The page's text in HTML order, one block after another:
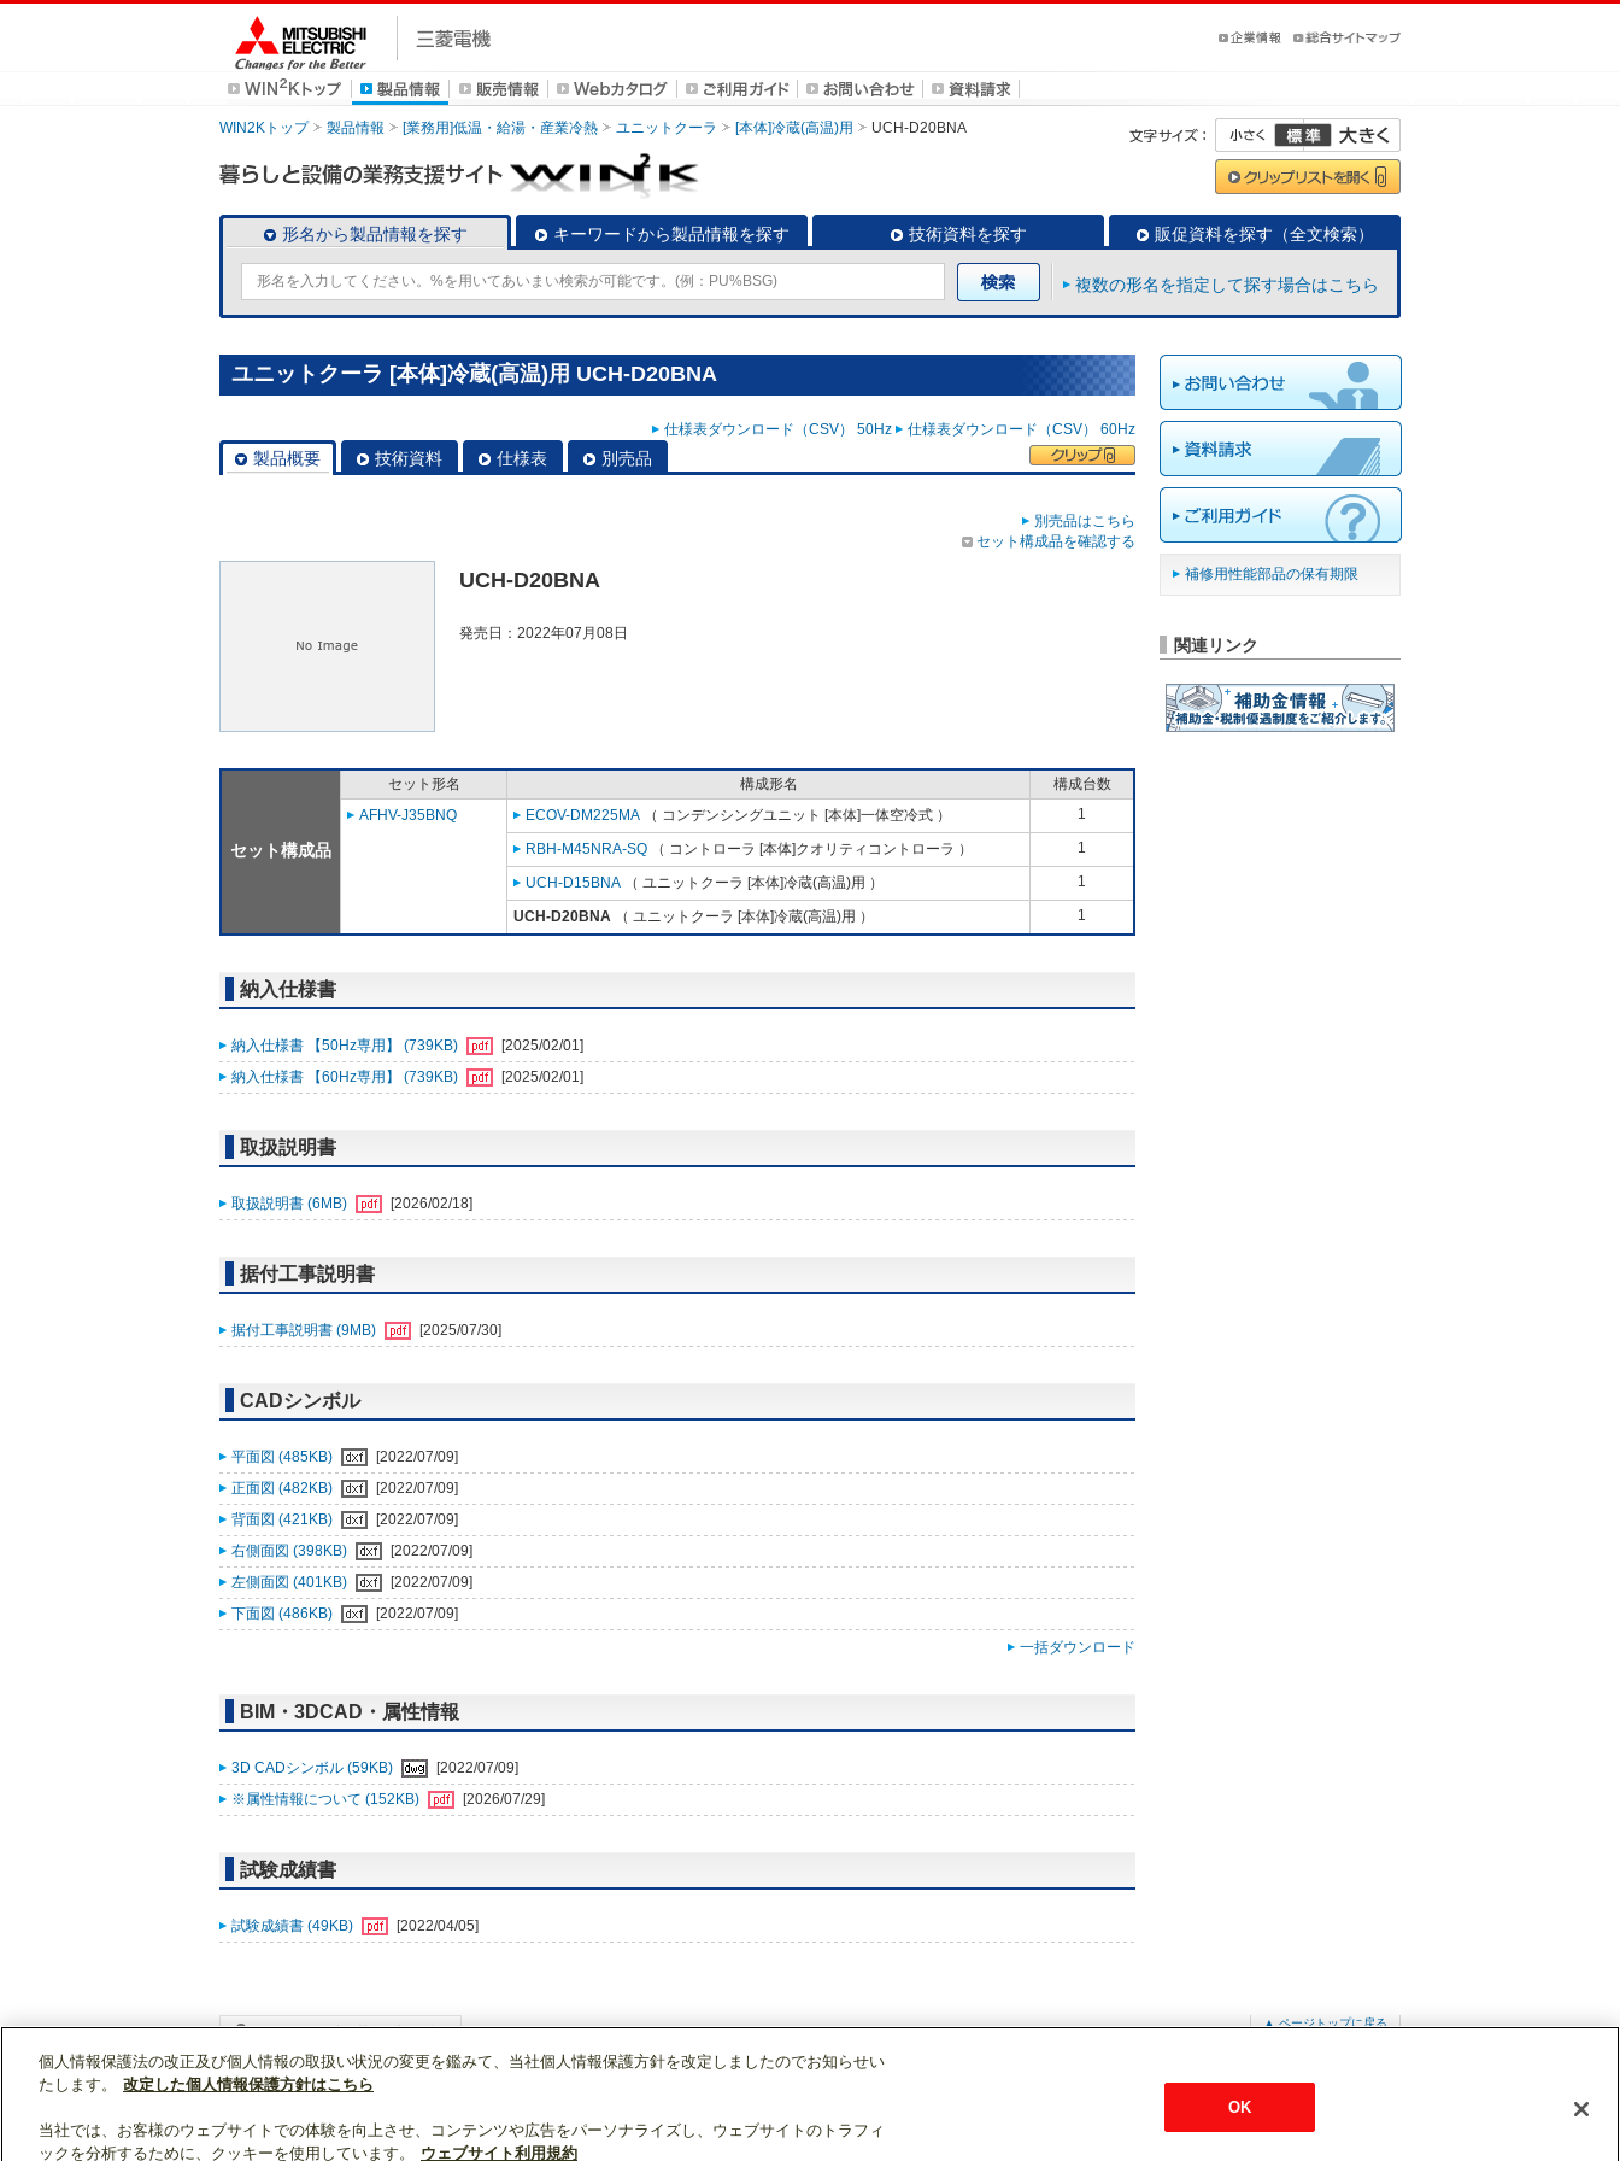
WIN2Kトップ 製品情報 [業務用]低温・給湯・産業冷熱 ユニットクーラ [本体]冷蔵(高温)用 UCH-D20BNA
形名から製品情報を探す キーワードから製品情報を探す 技術資料を探す 販促資料を探す（全文検索）
複数の形名を指定して探す場合はこちら
ユニットクーラ [本体]冷蔵(高温)用 UCH-D20BNA
仕様表ダウンロード（CSV） 50Hz 仕様表ダウンロード（CSV） 60Hz
製品概要 技術資料 仕様表 別売品
別売品はこちら
セット構成品を確認する
UCH-D20BNA
発売日：2022年07月08日
セット構成品
セット形名 構成形名
構成台数
AFHV-J35BNQ
ECOV-DM225MA （ コンデンシングユニット [本体]一体空冷式 ） 1
RBH-M45NRA-SQ （ コントローラ [本体]クオリティコントローラ ） 1
UCH-D15BNA （ ユニットクーラ [本体]冷蔵(高温)用 ） 1
UCH-D20BNA （ ユニットクーラ [本体]冷蔵(高温)用 ） 1
納入仕様書
納入仕様書 【50Hz専用】 (739KB)
[2025/02/01]
納入仕様書 【60Hz専用】 (739KB)
[2025/02/01]
取扱説明書
取扱説明書 (6MB) [2026/02/18]
据付工事説明書
据付工事説明書 (9MB) [2025/07/30]
CADシンボル
平面図 (485KB)
[2022/07/09]
正面図 (482KB)
[2022/07/09]
背面図 (421KB)
[2022/07/09]
右側面図 (398KB)
[2022/07/09]
左側面図 (401KB)
[2022/07/09]
下面図 (486KB)
[2022/07/09]
一括ダウンロード
BIM・3DCAD・属性情報
3D CADシンボル (59KB)
[2022/07/09]
※属性情報について (152KB)
[2026/07/29]
試験成績書
試験成績書 (49KB) [2022/04/05]
補修用性能部品の保有期限
関連リンク
▲ ページトップに戻る
WIN2Kトップ 製品情報
個人情報保護法の改正及び個人情報の取扱い状況の変更を鑑みて、当社個人情報保護方針を改定しましたのでお知らせい
たします。
改定した個人情報保護方針はこちら
当社では、お客様のウェブサイトでの体験を向上させ、コンテンツや広告をパーソナライズし、ウェブサイトのトラフィ
ックを分析するために、クッキーを使用しています。
ウェブサイト利用規約
OK